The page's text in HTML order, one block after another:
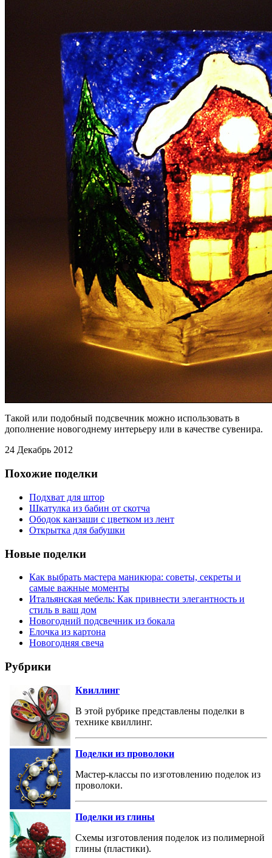
Такой или подобный подсвечник можно использовать в
дополнение новогоднему интерьеру или в качестве сувенира.
24 Декабрь 2012
Похожие поделки
Подхват для штор
Шкатулка из бабин от скотча
Ободок канзаши с цветком из лент
Открытка для бабушки
Новые поделки
Как выбрать мастера маникюра: советы, секреты и
самые важные моменты
Итальянская мебель: Как привнести элегантность и
стиль в ваш дом
Новогодний подсвечник из бокала
Елочка из картона
Новогодняя свеча
Рубрики
Квиллинг
В этой рубрике представлены поделки в
технике квиллинг.
Поделки из проволоки
Мастер-классы по изготовлению поделок из
проволоки.
Поделки из глины
Схемы изготовления поделок из полимерной
глины (пластики).